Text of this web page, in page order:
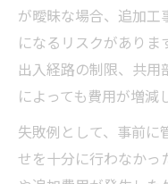
許可要件を
福岡県で安
スケルトン
スケルトン
見積もりや業者
スケルトン
が曖昧な場合、追加工
になるリスクがありま
出入経路の制限、共
によっても費用が増減
失敗例として、事前に
せを十分に行わなかっ